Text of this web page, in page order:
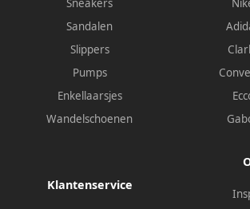
Sneakers
Sandalen
Slippers
Pumps
Enkellaarsjes
Wandelschoenen
Klantenservice